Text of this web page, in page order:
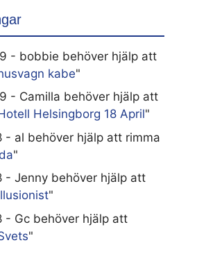
- bobbie behöver hjälp att
kabe"
- Camilla behöver hjälp att
Helsingborg 18 April"
- al behöver hjälp att rimma
"
- Jenny behöver hjälp att
"
- Gc behöver hjälp att
"